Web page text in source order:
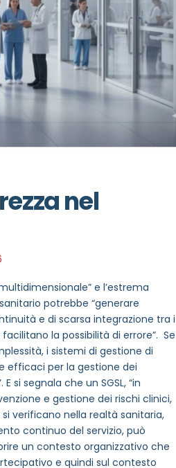
nel
e l’estrema
potrebbe “generare
e di scarsa integrazione tra i
la possibilità di errore”. Se
i sistemi di gestione di
efficaci per la gestione dei
segnala che un SGSL, “in
e gestione dei rischi clinici,
verificano nella realtà sanitaria,
continuo del servizio, può
un contesto organizzativo che
e quindi sul contesto